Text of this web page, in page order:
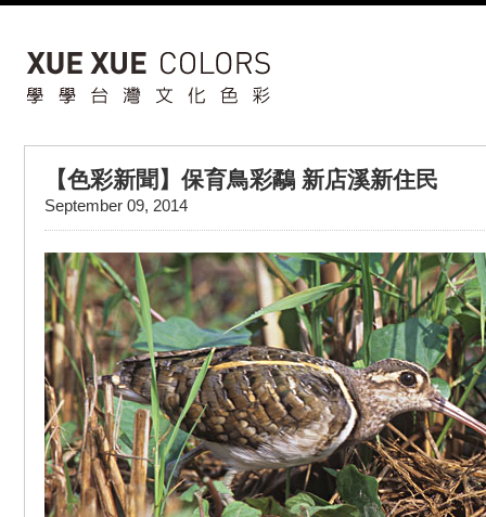
【色彩新聞】保育鳥彩鷸 新店溪新住民
September 09, 2014